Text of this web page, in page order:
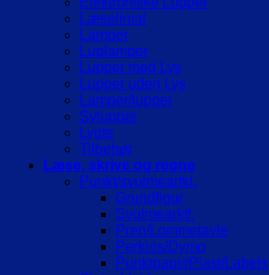
Læselinial
Lamper
Luplamper
Lupper med Lys
Lupper uden Lys
Lamper/lupper
Sylupper
Lygte
Tilbehør
Læse, skrive og regne
Punkt/svulmeartkl.
Grundfigur
Svulmearktl.
Pren/Lommetavle
Perkins/Dymo
Punktpapir/Plast/Labels